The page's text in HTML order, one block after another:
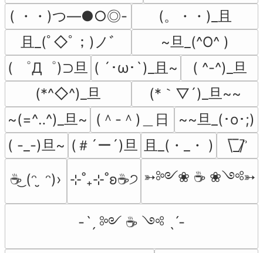
( ・・)つ―●○◎-
(。・・)_且
且_(ﾟ◇ﾟ；)ノﾞ
~旦_(^O^ )
( ゜Д゜)⊃旦 ( ´･ω･`)_且~
( ^-^)_旦
(*^◇^)_旦
(*｀▽´)_旦~~
~(=^‥^)_旦~
(＾-＾)＿日
~~旦_(･o･;)
( -_-)旦~ (＃´ー´)旦 且_(・_・ )
\̅_̅/̷̚ʾ
☕͜ (ᵔ ̮ ᵔ)› ⊹˚₊⊹˚ʚ☕️੭ ➳༻❀ ☕ ❀༺➳
-ˋˏ ༻ ☕ ༺ ˎˊ-